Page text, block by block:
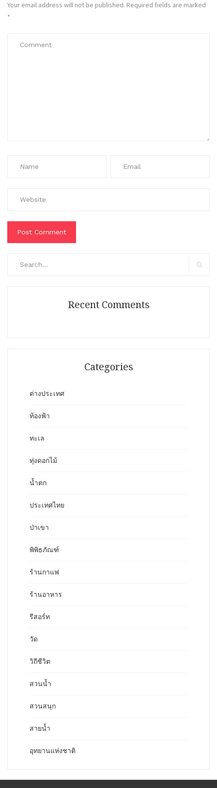
Your email address will not be published. Required fields are marked
*
Recent Comments
Categories
ต่างประเทศ
ท้องฟ้า
ทะเล
ทุ่งดอกไม้
น้ำตก
ประเทศไทย
ป่าเขา
พิพิธภัณฑ์
ร้านกาแฟ
ร้านอาหาร
รีสอร์ท
วัด
วิถีชีวิต
สวนน้ำ
สวนสนุก
สายน้ำ
อุทยานแห่งชาติ